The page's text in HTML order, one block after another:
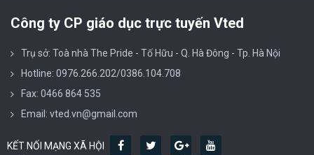
Công ty CP giáo dục trực tuyến Vted
Trụ sở: Toà nhà The Pride - Tố Hữu - Q. Hà Đông - Tp. Hà Nội
Hotline: 0976.266.202/0386.104.708
Fax: 0466 864 535
Email: vted.vn@gmail.com
KẾT NỐI MẠNG XÃ HỘI